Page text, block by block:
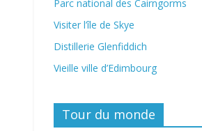
Parc national des Cairngorms
Visiter l’île de Skye
Distillerie Glenfiddich
Vieille ville d’Edimbourg
Tour du monde